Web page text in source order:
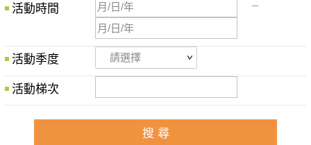
活動時間 －
活動季度
活動梯次
搜 尋